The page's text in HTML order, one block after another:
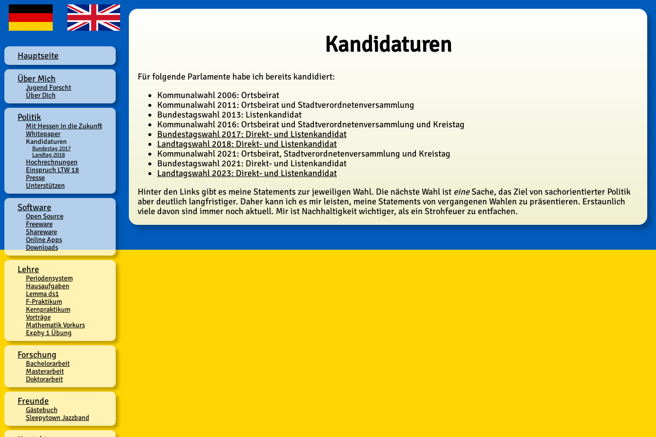
Hauptseite
Über Mich
Jugend Forscht
Über Dich
Politik
Mit Hessen in die Zukunft
Whitepaper
Kandidaturen
Bundestag 2017
Landtag 2018
Hochrechnungen
Einspruch LTW 18
Presse
Unterstützen
Software
Open Source
Freeware
Shareware
Online Apps
Downloads
Lehre
Periodensystem
Hausaufgaben
Lemma ds1
F-Praktikum
Kernpraktikum
Vorträge
Mathematik Vorkurs
Exphy 1 Übung
Forschung
Bachelorarbeit
Masterarbeit
Doktorarbeit
Freunde
Gästebuch
Sleepytown Jazzband
Kandidaturen
Für folgende Parlamente habe ich bereits kandidiert:
Kommunalwahl 2006: Ortsbeirat
Kommunalwahl 2011: Ortsbeirat und Stadtverordnetenversammlung
Bundestagswahl 2013: Listenkandidat
Kommunalwahl 2016: Ortsbeirat und Stadtverordnetenversammlung und Kreistag
Bundestagswahl 2017: Direkt- und Listenkandidat
Landtagswahl 2018: Direkt- und Listenkandidat
Kommunalwahl 2021: Ortsbeirat, Stadtverordnetenversammlung und Kreistag
Bundestagswahl 2021: Direkt- und Listenkandidat
Landtagswahl 2023: Direkt- und Listenkandidat
Hinter den Links gibt es meine Statements zur jeweiligen Wahl. Die nächste Wahl ist eineSache, das Ziel von sachorientierter Politik
aber deutlich langfristiger. Daher kann ich es mir leisten, meine Statements von vergangenen Wahlen zu präsentieren. Erstaunlich
viele davon sind immer noch aktuell. Mir ist Nachhaltigkeit wichtiger, als ein Strohfeuer zu entfachen.